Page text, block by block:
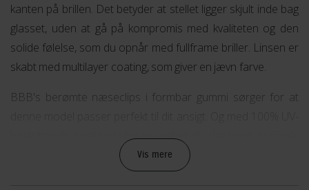
kanten på brillen. Det betyder at stellet ligger skjult inde bag
glasset, uden at gå på kompromis med kvaliteten og den
solide følelse, som du opnår med fullframe briller. Linsen er
skabt med multilayer coating, som giver en jævn farve.
BBB's berømte næseclips i formbar gummi sørger for at
beskyttende spejl toric-linser skaber du det mest optimale
udsyn på cykelturen, ved at der ikke vil opstå nogle
Vis mere